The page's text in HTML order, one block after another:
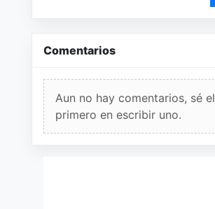
Comentarios
Aun no hay comentarios, sé el
primero en escribir uno.